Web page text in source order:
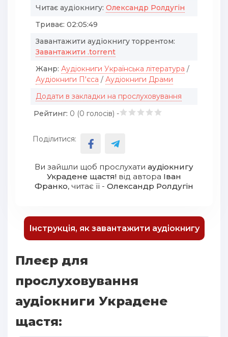
Читає аудіокнигу: Олександр Ролдугін
Триває: 02:05:49
Завантажити аудіокнигу торрентом:
Завантажити .torrent
Жанр: Аудіокниги Українська література /
Аудіокниги П'єса / Аудіокниги Драми
Додати в закладки на прослуховування
Рейтинг: 0 (0 голосів) -
Поділитися:
Ви зайшли щоб прослухати аудіокнигу
Украдене щастя! від автора Іван
Франко, читає її - Олександр Ролдугін
Інструкція, як завантажити аудіокнигу
Плеєр для
прослуховування
аудіокниги Украдене
щастя: